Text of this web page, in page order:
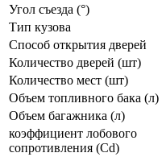
Угол съезда (°)
Тип кузова
Способ открытия дверей
Количество дверей (шт)
Количество мест (шт)
Объем топливного бака (л)
Объем багажника (л)
коэффициент лобового
сопротивления (Cd)